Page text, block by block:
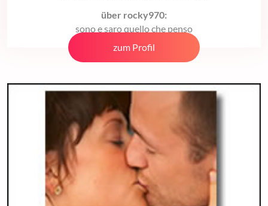
über rocky970:
sono e saro quello che penso
zum Profil